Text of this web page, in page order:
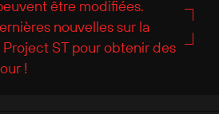
être modifiées.
nouvelles sur la
ST pour obtenir des
!